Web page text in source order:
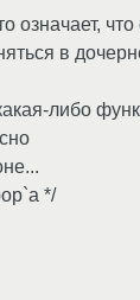
означает,
в
либо
*/